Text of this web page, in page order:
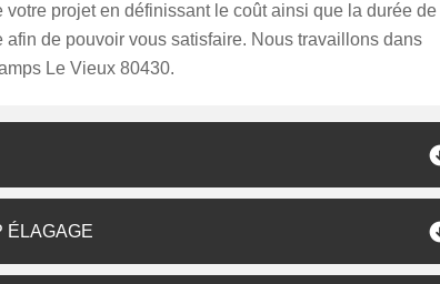
projet en définissant le coût ainsi que la durée de
afin de pouvoir vous satisfaire. Nous travaillons dans
Le Vieux 80430.
ÉLAGAGE